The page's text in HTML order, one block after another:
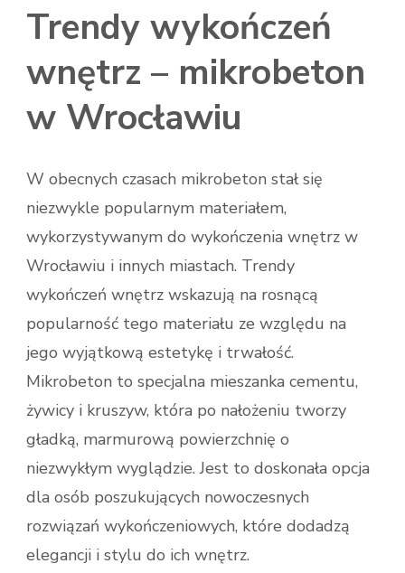
Trendy wykończeń
wnętrz – mikrobeton
w Wrocławiu
W obecnych czasach mikrobeton stał się
niezwykle popularnym materiałem,
wykorzystywanym do wykończenia wnętrz w
Wrocławiu i innych miastach. Trendy
wykończeń wnętrz wskazują na rosnącą
popularność tego materiału ze względu na
jego wyjątkową estetykę i trwałość.
Mikrobeton to specjalna mieszanka cementu,
żywicy i kruszyw, która po nałożeniu tworzy
gładką, marmurową powierzchnię o
niezwykłym wyglądzie. Jest to doskonała opcja
dla osób poszukujących nowoczesnych
rozwiązań wykończeniowych, które dodadzą
elegancji i stylu do ich wnętrz.